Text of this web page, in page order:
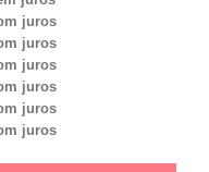
juros
juros
juros
juros
juros
juros